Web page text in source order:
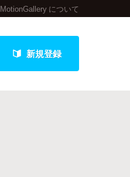
MotionGallery について
新規登録